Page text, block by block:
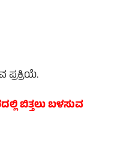
ಪ್ರಕ್ರಿಯೆ.
ಬಿತ್ತಲು ಬಳಸುವ